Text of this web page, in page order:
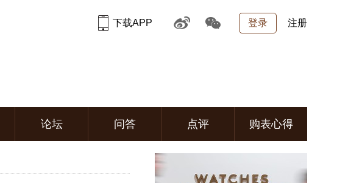
登录 注册
下载APP
论坛 问答 点评 购表心得